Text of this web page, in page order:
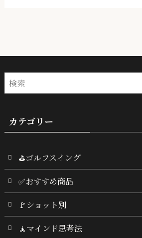
カテゴリー
⛳ゴルフスイング
✅おすすめ商品
🚩ショット別
🧘マインド思考法